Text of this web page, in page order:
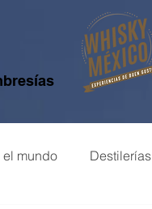
el mundo Destilerías